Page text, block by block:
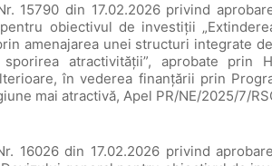
15790 din 17.02.2026 privind
obiectivul de investiții
amenajarea unei structuri integrate
atractivității”, aprobate prin
în vederea finanțării prin
mai atractivă, Apel PR/NE/2025/7/
16026 din 17.02.2026 privind